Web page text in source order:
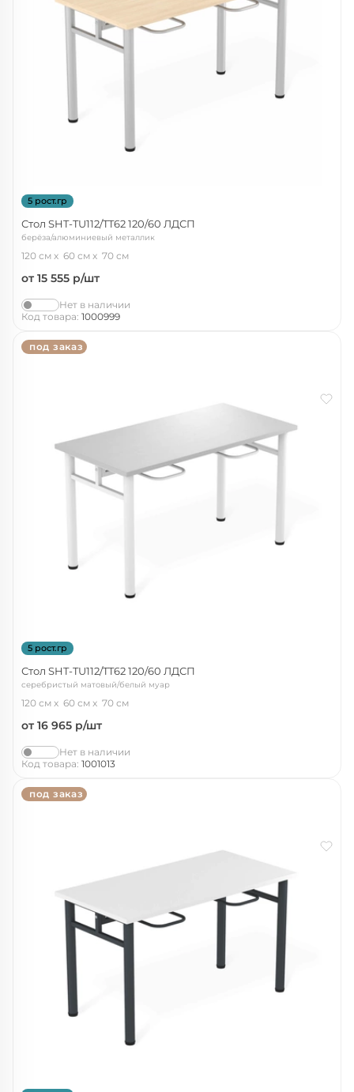
5 рост.гр
Стол SHT-TU112/TT62 120/60 ЛДСП
берёза/алюминиевый металлик
120 см 60 см 70 см
от 15 555 р/шт
Нет в наличии
Код товара: 1000999
под заказ
5 рост.гр
Стол SHT-TU112/TT62 120/60 ЛДСП
серебристый матовый/белый муар
120 см 60 см 70 см
от 16 965 р/шт
Нет в наличии
Код товара: 1001013
под заказ